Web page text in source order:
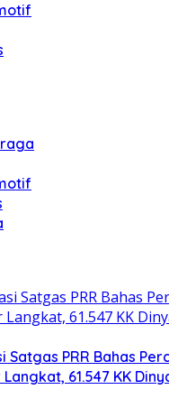
Satgas PRR Bahas
61.547 KK